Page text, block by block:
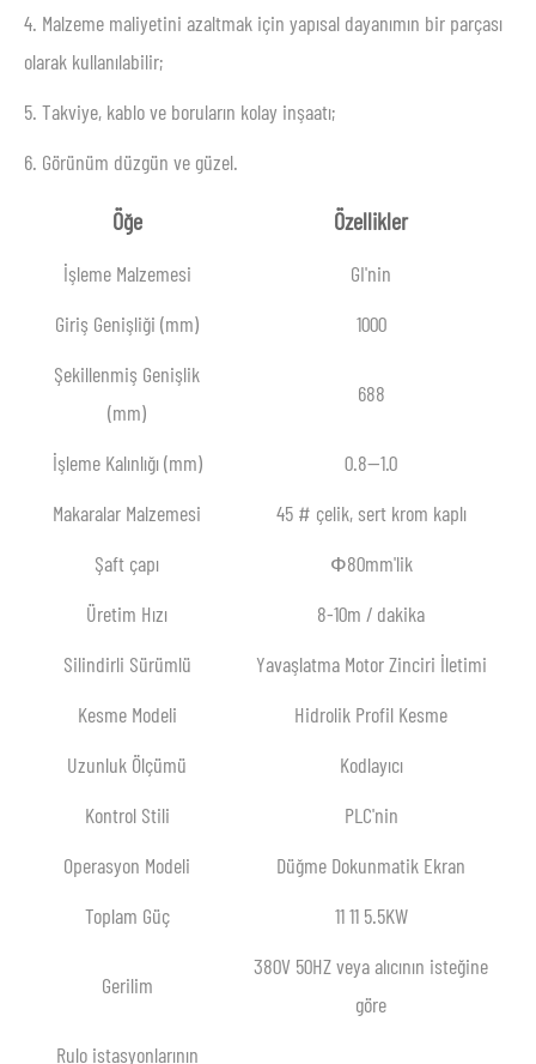
4. Malzeme maliyetini azaltmak için yapısal dayanımın bir parçası
olarak kullanılabilir;
5. Takviye, kablo ve boruların kolay inşaatı;
6. Görünüm düzgün ve güzel.
Öğe Özellikler
İşleme Malzemesi
GI'nin
Giriş Genişliği (mm)
1000
Şekillenmiş Genişlik
(mm)
688
İşleme Kalınlığı (mm)
0.8—1.0
Makaralar Malzemesi
45 # çelik, sert krom kaplı
Şaft çapı
Ф80mm'lik
Üretim Hızı
8-10m / dakika
Silindirli Sürümlü
Yavaşlatma Motor Zinciri İletimi
Kesme Modeli
Hidrolik Profil Kesme
Uzunluk Ölçümü
Kodlayıcı
Kontrol Stili
PLC'nin
Operasyon Modeli
Düğme Dokunmatik Ekran
Toplam Güç
11 11 5.5KW
Gerilim
380V 50HZ veya alıcının isteğine
göre
Rulo istasyonlarının